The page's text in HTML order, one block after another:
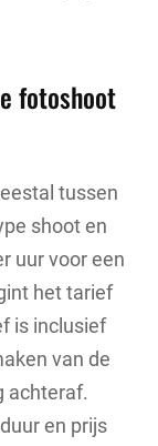
fotoshoot
tussen
shoot en
uur voor een
het tarief
is inclusief
van de
achteraf.
en prijs